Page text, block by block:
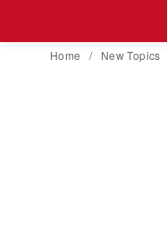
Home New Topics